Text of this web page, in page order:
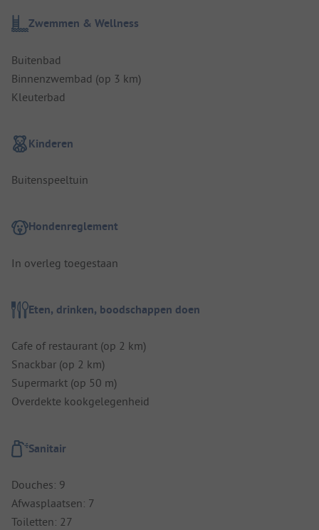
Zwemmen & Wellness
Buitenbad
Binnenzwembad (op 3 km)
Kleuterbad
Kinderen
Buitenspeeltuin
Hondenreglement
In overleg toegestaan
Eten, drinken, boodschappen doen
Cafe of restaurant (op 2 km)
Snackbar (op 2 km)
Supermarkt (op 50 m)
Overdekte kookgelegenheid
Sanitair
Douches: 9
Afwasplaatsen: 7
Toiletten: 27